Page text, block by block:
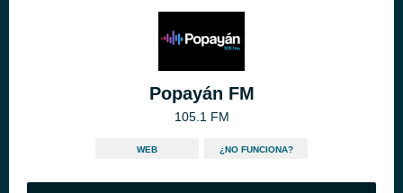
Popayán FM
105.1 FM
WEB ¿NO FUNCIONA?